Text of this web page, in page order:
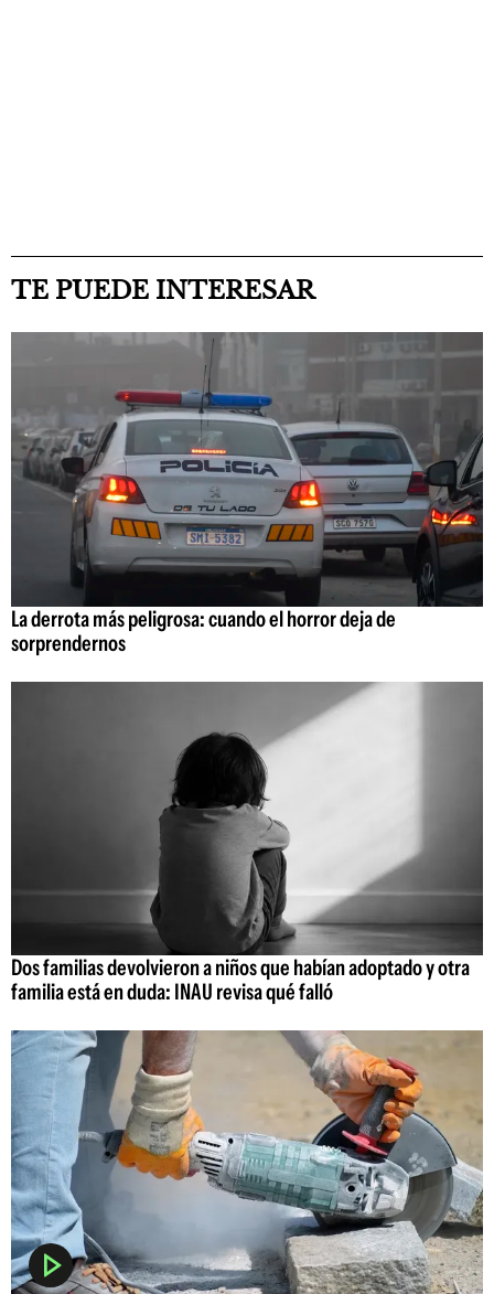
TE PUEDE INTERESAR
La derrota más peligrosa: cuando el horror deja de
sorprendernos
Dos familias devolvieron a niños que habían adoptado y otra
familia está en duda: INAU revisa qué falló